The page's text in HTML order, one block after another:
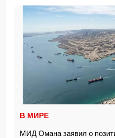
В МИРЕ
МИД Омана заявил о